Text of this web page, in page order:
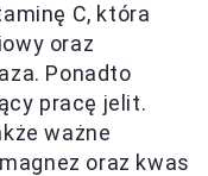
C, która
oraz
Ponadto
pracę jelit.
ważne
oraz kwas